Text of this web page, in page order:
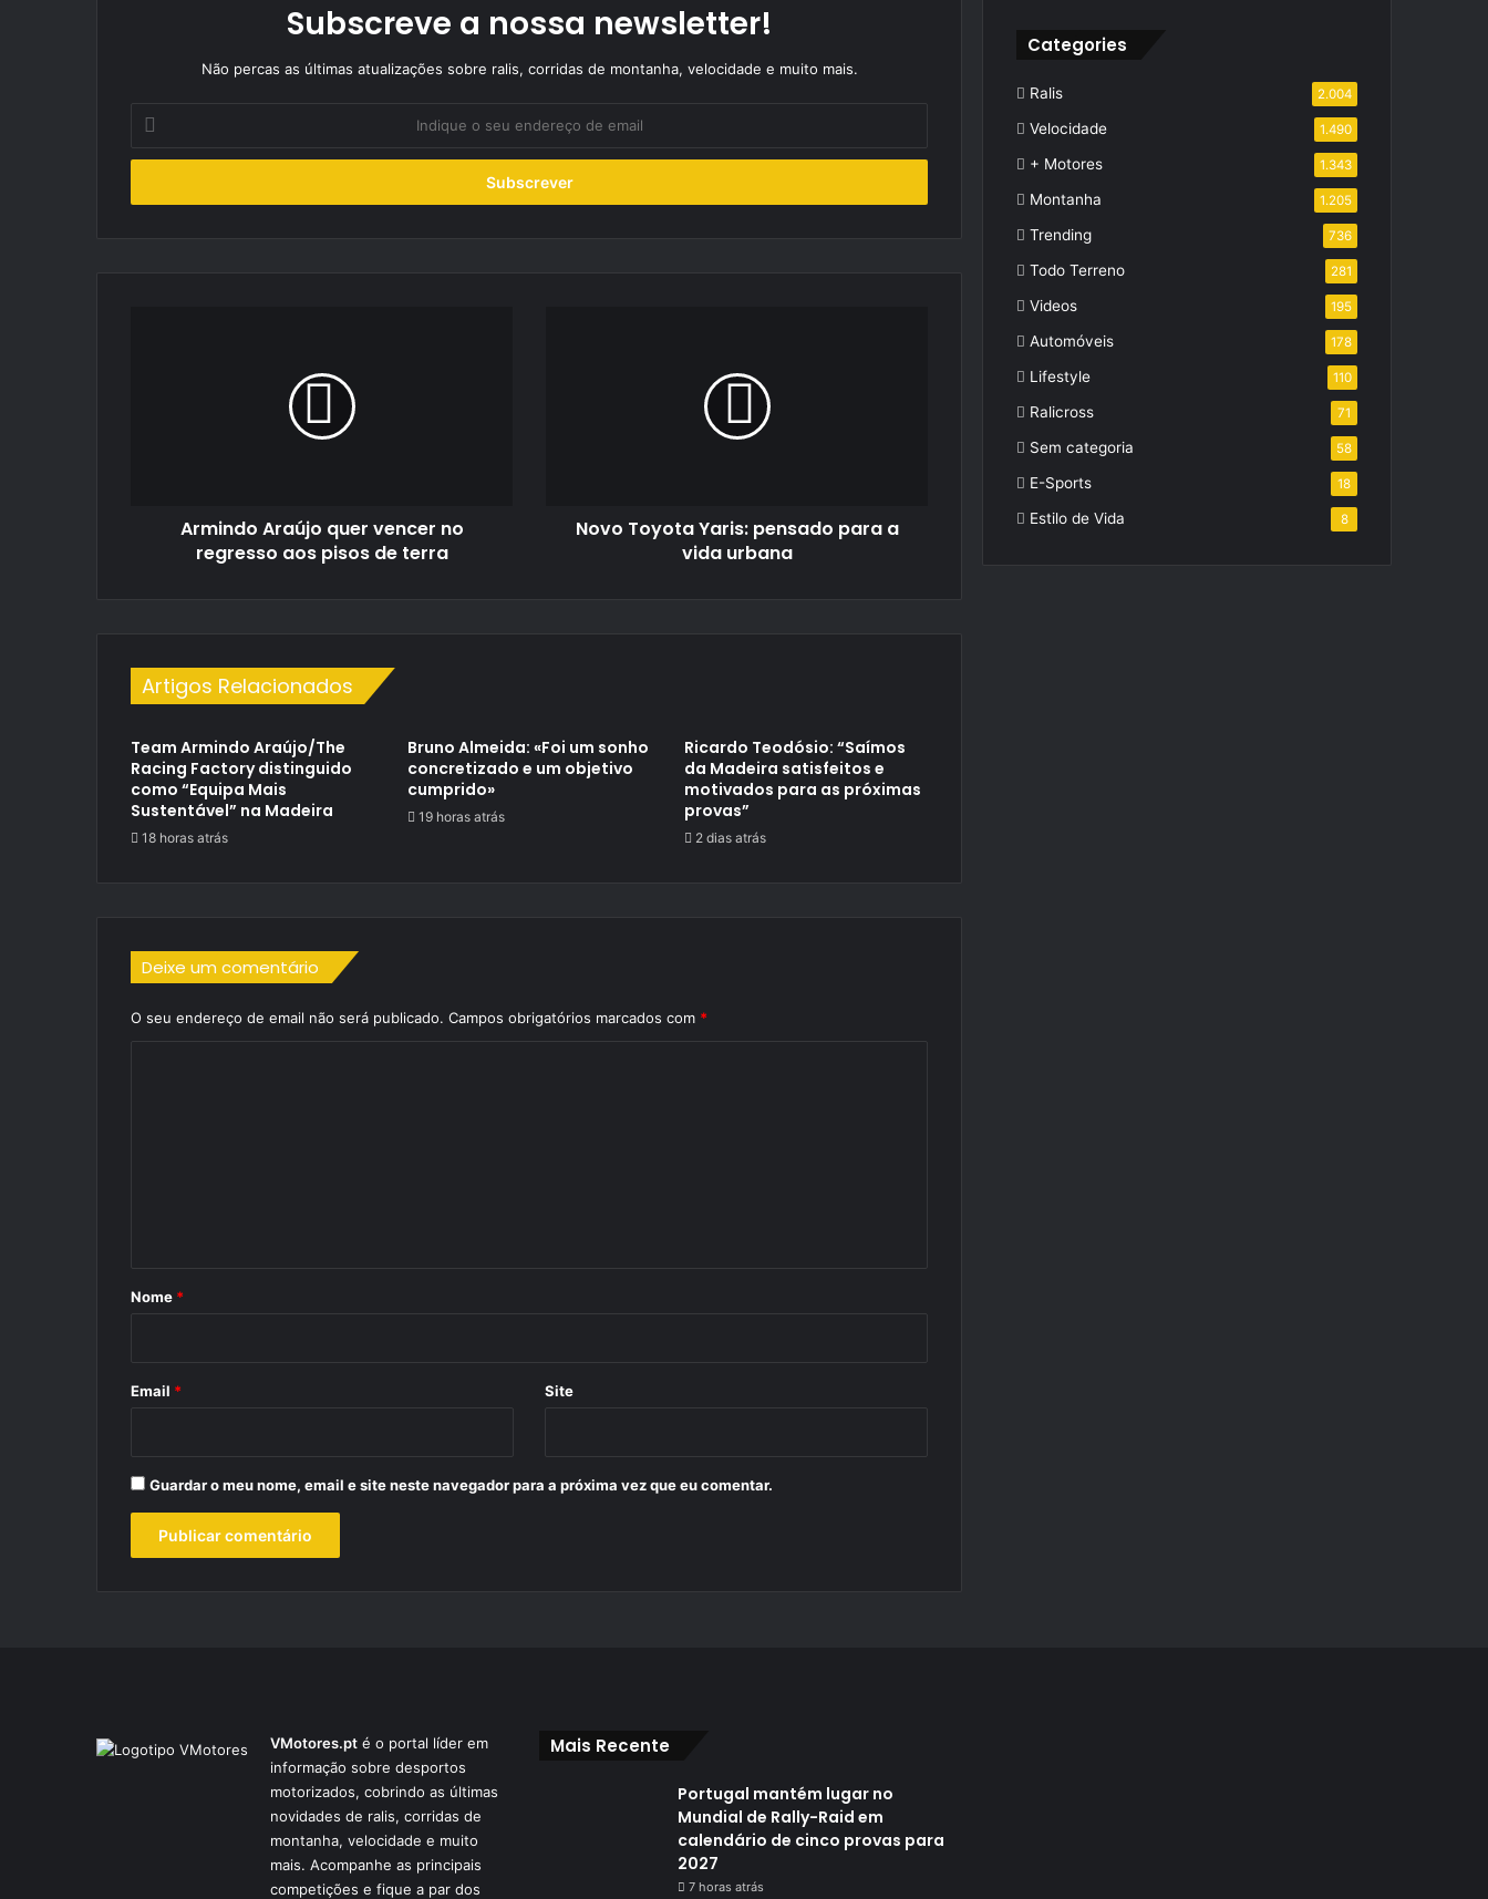
Subscreve a nossa newsletter!
Não percas as últimas atualizações sobre ralis, corridas de montanha, velocidade e muito mais.
seu
de
Armindo Araújo quer vencer no
regresso aos pisos de terra
Novo Toyota Yaris: pensado para a
vida urbana
Artigos Relacionados
Team Armindo Araújo/The
Racing Factory distinguido
como “Equipa Mais
Sustentável” na Madeira
18 horas atrás
Bruno Almeida: «Foi um sonho
concretizado e um objetivo
cumprido»
19 horas atrás
Ricardo Teodósio: “Saímos
da Madeira satisfeitos e
motivados para as próximas
provas”
2 dias atrás
Deixe um comentário
O seu endereço de email não será publicado. Campos obrigatórios marcados com *
r
*
Nome *
Email * Site
Guardar o meu nome, email e site neste navegador para a próxima vez que eu comentar.
Categories
Ralis 2.004
Velocidade 1.490
+ Motores 1.343
Montanha 1.205
Trending 736
Todo Terreno 281
Videos 195
Automóveis 178
Lifestyle 110
Ralicross 71
Sem categoria 58
E-Sports 18
Estilo de Vida 8
VMotores.pt é o portal líder em
informação sobre desportos
motorizados, cobrindo as últimas
novidades de ralis, corridas de
montanha, velocidade e muito
mais. Acompanhe as principais
competições e fique a par dos
Mais Recente
Portugal mantém lugar no
Mundial de Rally-Raid em
calendário de cinco provas para
2027
7 horas atrás